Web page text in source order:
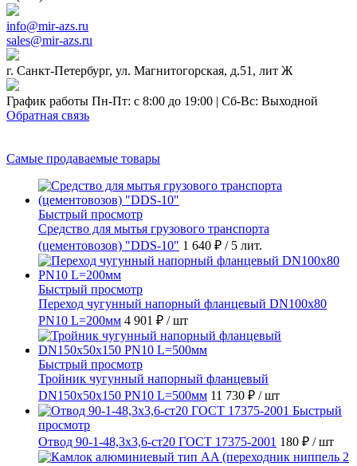
info@mir-azs.ru
sales@mir-azs.ru
г. Санкт-Петербург, ул. Магнитогорская, д.51, лит Ж
График работы Пн-Пт: с 8:00 до 19:00 | Сб-Вс: Выходной
Обратная связь
Самые продаваемые товары
Быстрый просмотр
Средство для мытья грузового транспорта
(цементовозов) "DDS-10" 1 640 ₽ / 5 лит.
Быстрый просмотр
Переход чугунный напорный фланцевый DN100х80
PN10 L=200мм 4 901 ₽ / шт
Быстрый просмотр
Тройник чугунный напорный фланцевый
DN150х50х150 PN10 L=500мм 11 730 ₽ / шт
Быстрый
просмотр
Отвод 90-1-48,3х3,6-ст20 ГОСТ 17375-2001 180 ₽ / шт